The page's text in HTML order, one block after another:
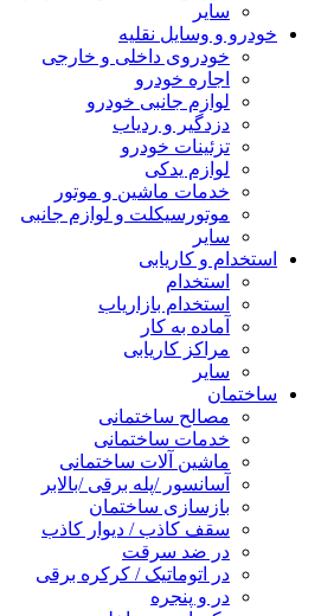
سایر
خودرو و وسایل نقلیه
خودروی داخلی و خارجی
اجاره خودرو
لوازم جانبی خودرو
دزدگیر و ردیاب
تزئینات خودرو
لوازم یدکی
خدمات ماشین و موتور
موتورسیکلت و لوازم جانبی
سایر
استخدام و کاریابی
استخدام
استخدام بازاریاب
آماده به کار
مراکز کاریابی
سایر
ساختمان
مصالح ساختمانی
خدمات ساختمانی
ماشین آلات ساختمانی
آسانسور /پله برقی /بالابر
بازسازی ساختمان
سقف کاذب / دیوار کاذب
در ضد سرقت
در اتوماتیک / کرکره برقی
در و پنجره